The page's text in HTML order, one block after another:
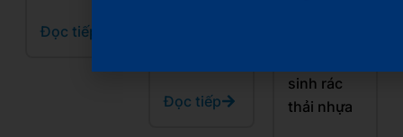
Đọc tiếp
Đọc tiếp
sinh rác
thải nhựa